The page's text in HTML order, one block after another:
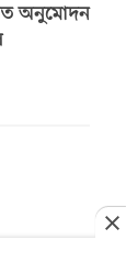
অনুমোদন